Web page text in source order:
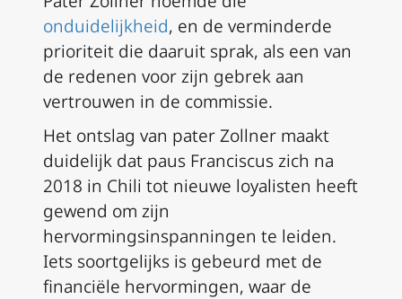
onduidelijkheid, en de verminderde
prioriteit die daaruit sprak, als een van
de redenen voor zijn gebrek aan
vertrouwen in de commissie.
Het ontslag van pater Zollner maakt
duidelijk dat paus Franciscus zich na
2018 in Chili tot nieuwe loyalisten heeft
gewend om zijn
hervormingsinspanningen te leiden.
Iets soortgelijks is gebeurd met de
financiële hervormingen, waar de